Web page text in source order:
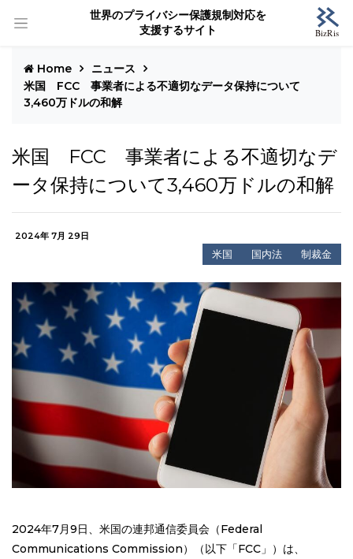
世界のプライバシー保護規制対応を
支援するサイト
Home
ニュース
米国 FCC 事業者による不適切なデータ保持について
3,460万ドルの和解
米国 FCC 事業者による不適切なデ
ータ保持について3,460万ドルの和解
2024年 7月 29日
米国 国内法 制裁金
2024年7月9日、米国の連邦通信委員会（Federal
Communications Commission）（以下「FCC」）は、